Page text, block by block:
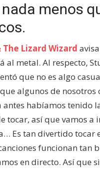
menos
The Lizard Wizard
al metal. Al respecto,
que no es algo
algunos de nosotros
antes habíamos tenido
tocar, así que vamos a
Es tan divertido tocar
funcionan tan
en directo. Así que